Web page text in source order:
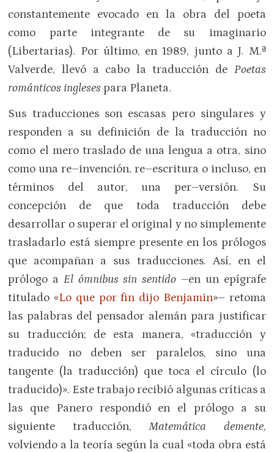
constantemente evocado en la obra del poeta
como parte integrante de su imaginario
(Libertarias). Por último, en 1989, junto a J. M.ª
Valverde, llevó a cabo la traducción de Poetas
románticos ingleses para Planeta.
Sus traducciones son escasas pero singulares y
responden a su definición de la traducción no
como el mero traslado de una lengua a otra, sino
como una re–invención, re–escritura o incluso, en
términos del autor, una per–versión. Su
concepción de que toda traducción debe
desarrollar o superar el original y no simplemente
trasladarlo está siempre presente en los prólogos
que acompañan a sus traducciones. Así, en el
prólogo a El ómnibus sin sentido –en un epígrafe
titulado «Lo que por fin dijo Benjamin»– retoma
las palabras del pensador alemán para justificar
su traducción; de esta manera, «traducción y
traducido no deben ser paralelos, sino una
tangente (la traducción) que toca el círculo (lo
traducido)». Este trabajo recibió algunas críticas a
las que Panero respondió en el prólogo a su
siguiente traducción,Matemática demente,
volviendo a la teoría según la cual «toda obra está